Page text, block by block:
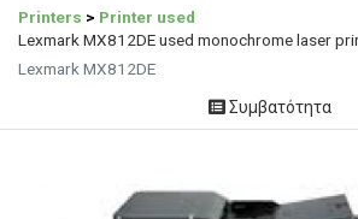
Printers > Printer used
Lexmark MX812DE used monochrome laser
Lexmark MX812DE
Συμβατότητα